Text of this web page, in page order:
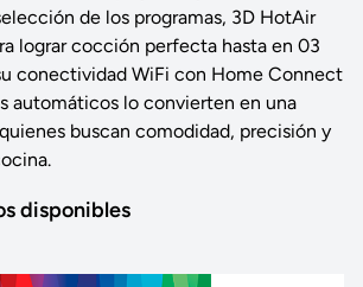
de los programas, 3D HotAir
lograr cocción perfecta hasta en 03
conectividad WiFi con Home Connect
automáticos lo convierten en una
buscan comodidad, precisión y
disponibles